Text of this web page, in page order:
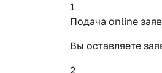
1
Подача online
Вы оставляете
2